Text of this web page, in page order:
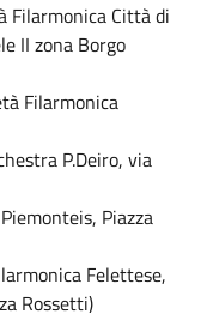
Filarmonica Città di
II zona Borgo
Filarmonica
P.Deiro, via
Piazza
Felettese,
Rossetti)